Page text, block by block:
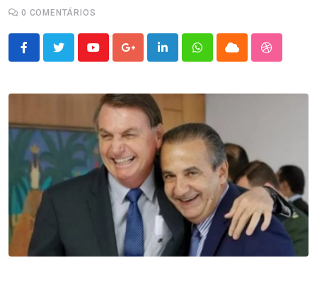
0 COMENTÁRIOS
YoutubeGoogle+LinkedInWhatsappCloud